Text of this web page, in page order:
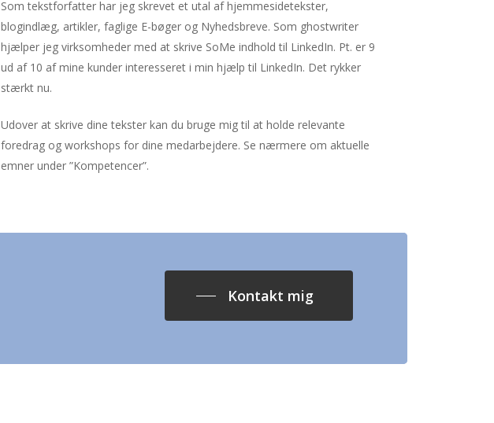
Som tekstforfatter har jeg skrevet et utal af hjemmesidetekster,
blogindlæg, artikler, faglige E-bøger og Nyhedsbreve. Som ghostwriter
hjælper jeg virksomheder med at skrive SoMe indhold til LinkedIn. Pt. er 9
ud af 10 af mine kunder interesseret i min hjælp til LinkedIn. Det rykker
stærkt nu.
Udover at skrive dine tekster kan du bruge mig til at holde relevante
foredrag og workshops for dine medarbejdere. Se nærmere om aktuelle
emner under ”Kompetencer”.
Kontakt mig
VÆRSGO’ E-bogen om STRATEGISK LINKEDIN